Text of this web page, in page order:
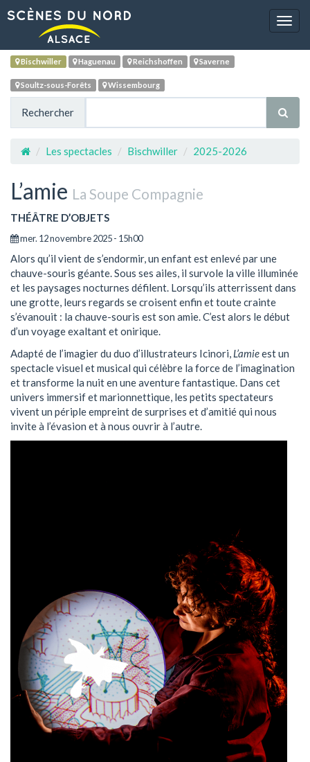
Bischwiller Haguenau Reichshoffen Saverne
Soultz-sous-Forêts Wissembourg
Rechercher
Les spectacles Bischwiller 2025-2026
L’amie La Soupe Compagnie
THÉÂTRE D’OBJETS
mer. 12 novembre 2025 - 15h00
Alors qu’il vient de s’endormir, un enfant est enlevé par une
chauve-souris géante. Sous ses ailes, il survole la ville illuminée
et les paysages nocturnes défilent. Lorsqu’ils atterrissent dans
une grotte, leurs regards se croisent enfin et toute crainte
s’évanouit : la chauve-souris est son amie. C’est alors le début
d’un voyage exaltant et onirique.
Adapté de l’imagier du duo d’illustrateurs Icinori, L’amieest un
spectacle visuel et musical qui célèbre la force de l’imagination
et transforme la nuit en une aventure fantastique. Dans cet
univers immersif et marionnettique, les petits spectateurs
vivent un périple empreint de surprises et d’amitié qui nous
invite à l’évasion et à nous ouvrir à l’autre.